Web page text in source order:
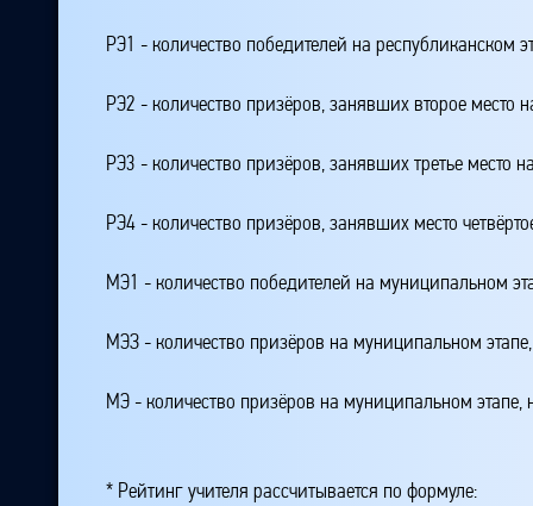
РЭ1 - количество победителей на республиканском
РЭ2 - количество призёров, занявших второе место
РЭ3 - количество призёров, занявших третье место
РЭ4 - количество призёров, занявших место
МЭ1 - количество победителей на муниципальном
МЭЗ - количество призёров на муниципальном
МЭ - количество призёров на муниципальном
* Рейтинг учителя рассчитывается по формуле: